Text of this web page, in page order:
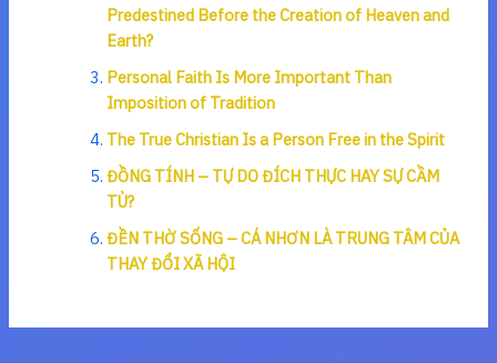
Predestined Before the Creation of Heaven and
Earth?
Personal Faith Is More Important Than
Imposition of Tradition
The True Christian Is a Person Free in the Spirit
ĐỒNG TÍNH – TỰ DO ĐÍCH THỰC HAY SỰ CẦM
TÙ?
ĐỀN THỜ SỐNG – CÁ NHƠN LÀ TRUNG TÂM CỦA
THAY ĐỔI XÃ HỘI